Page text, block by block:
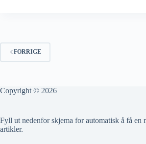
FORRIGE
Copyright © 2026
Fyll ut nedenfor skjema for automatisk å få en
artikler.